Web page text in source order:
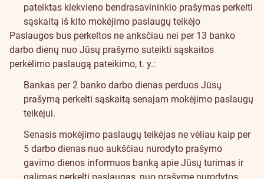
pateiktas kiekvieno bendrasavininkio prašymas perkelti
sąskaitą iš kito mokėjimo paslaugų teikėjo
Paslaugos bus perkeltos ne anksčiau nei per 13 banko
darbo dienų nuo Jūsų prašymo suteikti sąskaitos
perkėlimo paslaugą pateikimo, t. y.:
Bankas per 2 banko darbo dienas perduos Jūsų
prašymą perkelti sąskaitą senajam mokėjimo paslaugų
teikėjui.
Senasis mokėjimo paslaugų teikėjas ne vėliau kaip per
5 darbo dienas nuo aukščiau nurodyto prašymo
gavimo dienos informuos banką apie Jūsų turimas ir